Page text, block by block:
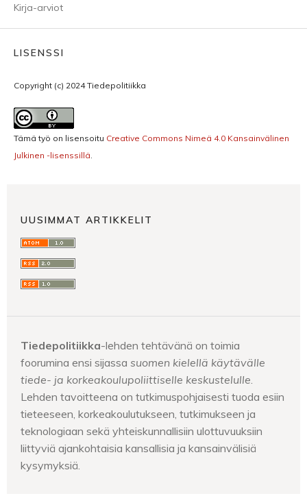
Kirja-arviot
LISENSSI
Copyright (c) 2024 Tiedepolitiikka
Tämä työ on lisensoitu Creative Commons Nimeä 4.0 Kansainvälinen
Julkinen -lisenssillä
UUSIMMAT ARTIKKELIT
Tiedepolitiikka-lehden tehtävänä on toimia
foorumina ensi sijassa suomen kielellä käytävälle
tiede- ja korkeakoulupoliittiselle keskustelulle
Lehden tavoitteena on tutkimuspohjaisesti tuoda esiin
tieteeseen, korkeakoulutukseen, tutkimukseen ja
teknologiaan sekä yhteiskunnallisiin ulottuvuuksiin
liittyviä ajankohtaisia kansallisia ja kansainvälisiä
kysymyksiä.